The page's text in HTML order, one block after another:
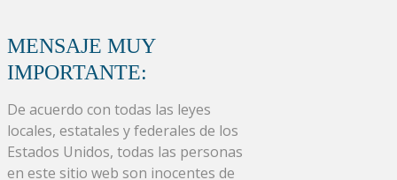
MENSAJE MUY
IMPORTANTE:
De acuerdo con todas las leyes
locales, estatales y federales de los
Estados Unidos, todas las personas
en este sitio web son inocentes de